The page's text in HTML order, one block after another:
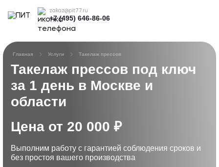
zakaz@pit77.ru
+7 (495) 646-86-06
Главная Услуги Такелаж прессов
Такелаж прессов под ключ
за 1 день в Москве и
области
Цена от 20 000 ₽
Выполним работу с гарантией соблюдения сроков и
без простоя вашего производства